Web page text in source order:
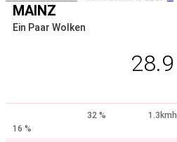
MAINZ
Ein Paar Wolken
28.9
32 %
1.3kmh
16 %